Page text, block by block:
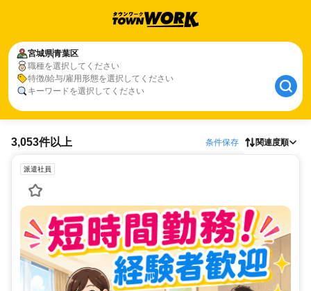
宮城県青葉区
職種を選択してください
特徴/給与/雇用形態を選択してください
キーワードを選択してください
3,053件以上 条件保存 関連度順
派遣社員